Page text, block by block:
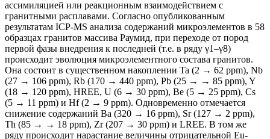
ассимиляцией или реакционным взаимодействием с
гранитными расплавами. Согласно опубликованным
результатам ICP-MS анализа содержаний микроэлементов в 58
образцах гранитов массива Раумид, при переходе от пород
первой фазы внедрения к последней (т.е. в ряду γ1–γ8)
происходит эволюция микроэлементного состава гранитов.
Она состоит в существенном накоплении Ta (2 → 62 ppm), Nb
(27 → 106 ppm), Rb (170 → 440 ppm), Pb (25 → → 85 ppm), Y
(18 → 120 ppm), HREE, U (6 → 30 ppm), Be (5 → 25 ppm), Cs
(5 → 11 ppm) и Hf (2 → 9 ppm). Одновременно отмечается
снижение содержаний Ba (320 → 16 ppm), Sr (127 → 2 ppm),
Th (85 → → 18 ppm), Zr (207 → 30 ppm) и LREE. В том же
ряду происходит нарастание величины отрицательной Eu-